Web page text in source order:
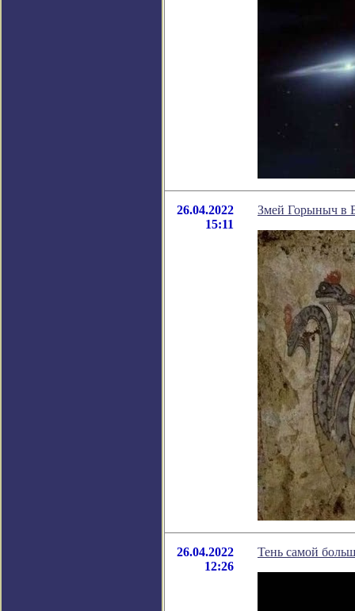
26.04.2022
15:11
Змей Горыныч в
26.04.2022
12:26
Тень самой